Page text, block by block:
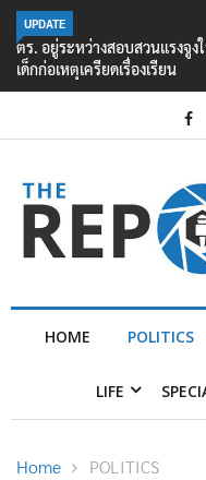
UPDATE
ตร. อยู่ระหว่างสอบสวนแรงจูง
เด็กก่อเหตุเครียดเรื่องเรียน
HOME POLITICS
LIFE
Home POLITICS